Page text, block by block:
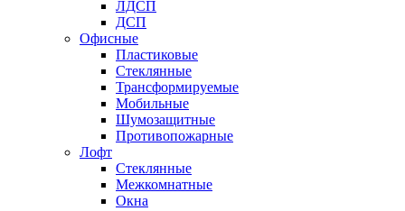
ЛДСП
ДСП
Офисные
Пластиковые
Стеклянные
Трансформируемые
Мобильные
Шумозащитные
Противопожарные
Лофт
Стеклянные
Межкомнатные
Окна